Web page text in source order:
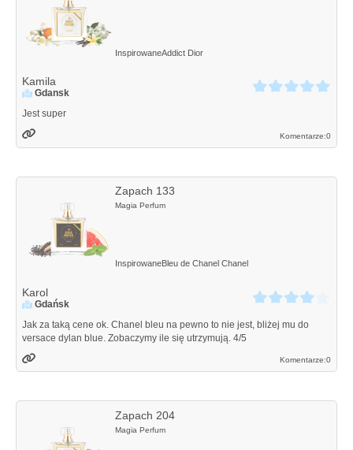
InspirowaneAddict Dior
Kamila
Gdansk
Jest super
Komentarze:0
Zapach 133
Magia Perfum
InspirowaneBleu de Chanel Chanel
Karol
Gdańsk
Jak za taką cene ok. Chanel bleu na pewno to nie jest, bliżej mu do
versace dylan blue. Zobaczymy ile się utrzymują. 4/5
Komentarze:0
Zapach 204
Magia Perfum